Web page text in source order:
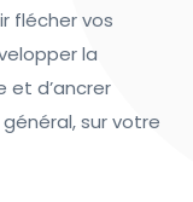
flécher vos
la
et d’ancrer
sur votre